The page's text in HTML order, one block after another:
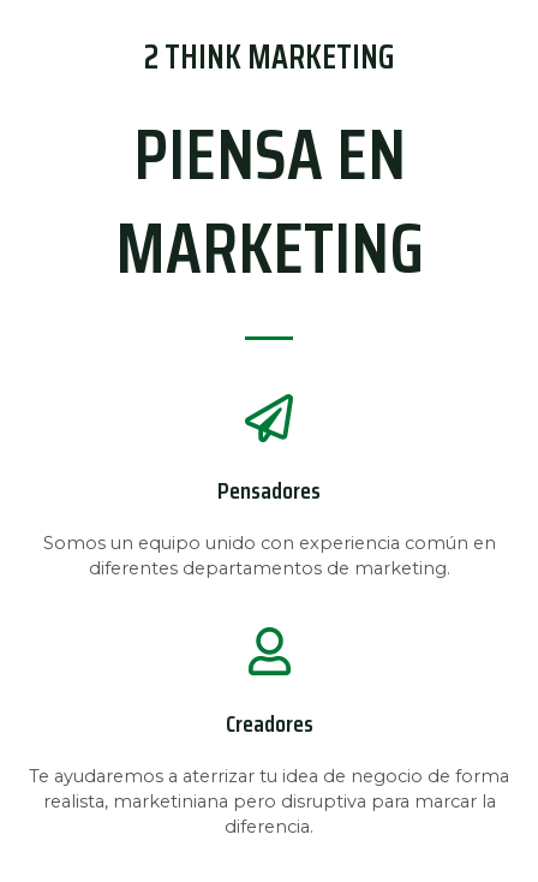
2 THINK MARKETING
PIENSA EN
MARKETING
Pensadores
Somos un equipo unido con experiencia común en
diferentes departamentos de marketing.
Creadores
Te ayudaremos a aterrizar tu idea de negocio de forma
realista, marketiniana pero disruptiva para marcar la
diferencia.